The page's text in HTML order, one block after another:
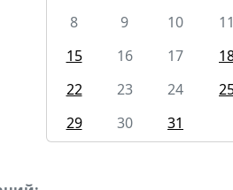
8
9 10 11
15
16 17
22
23 24
29
30 31